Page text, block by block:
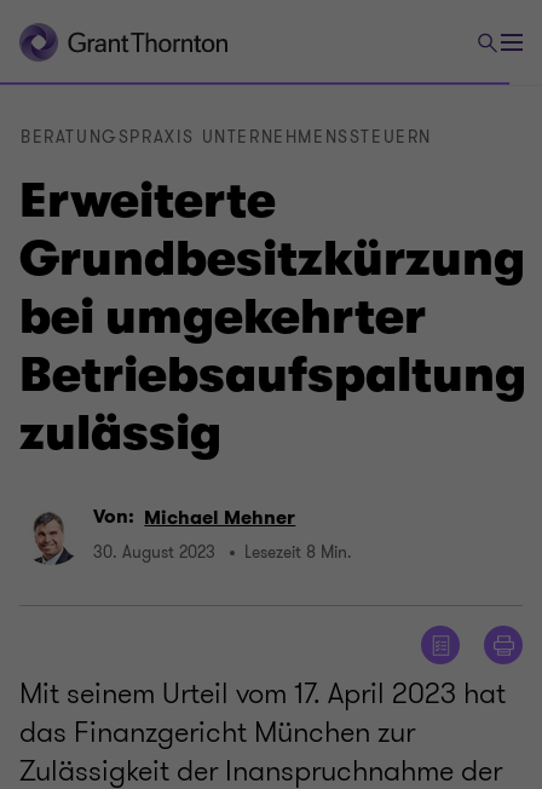
Erweiterte
Grundbesitzkürzung
bei umgekehrter
Betriebsaufspaltung
zulässig
BERATUNGSPRAXIS UNTERNEHMENSSTEUERN
Von: Michael Mehner
30. August 2023 Lesezeit 8 Min.
Mit seinem Urteil vom 17. April 2023 hat
das Finanzgericht München zur
Zulässigkeit der Inanspruchnahme der